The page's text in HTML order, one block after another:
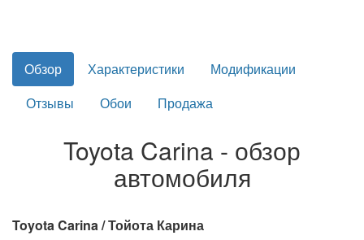
Обзор Характеристики
Модификации
Отзывы
Обои Продажа
Toyota Carina - обзор
автомобиля
Toyota Carina / Тойота Карина